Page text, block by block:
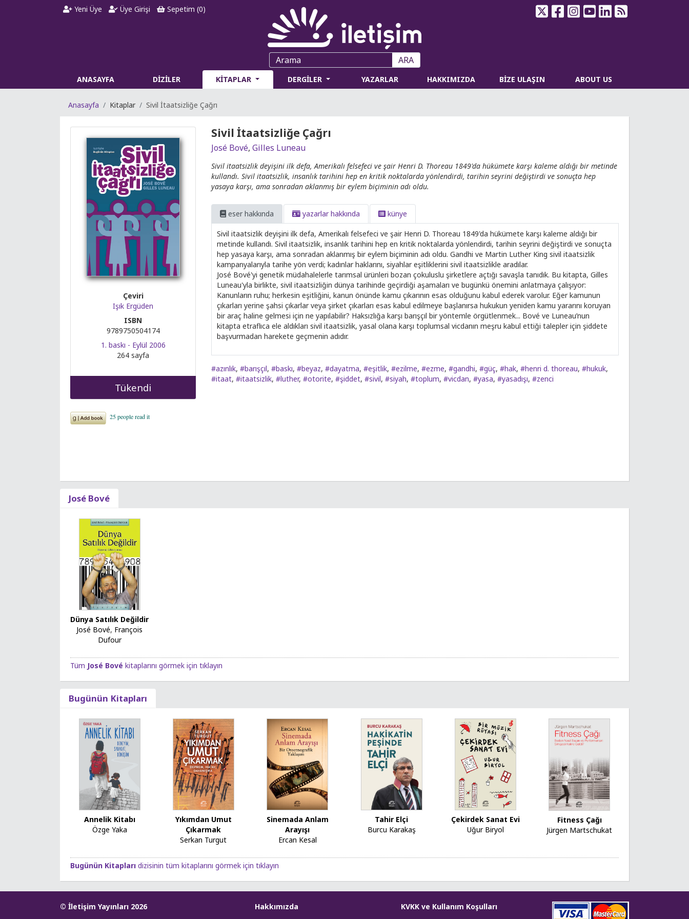
Yeni Üye Üye Girişi Sepetim (0)
ARA
ANASAYFA DİZİLER KİTAPLAR DERGİLER YAZARLAR HAKKIMIZDA BİZE ULAŞIN ABOUT US
Anasayfa Kitaplar Sivil İtaatsizliğe Çağrı
Çeviri
Işık Ergüden
ISBN
9789750504174
1. baskı - Eylül 2006
264 sayfa
Tükendi
Sivil İtaatsizliğe Çağrı
José Bové, Gilles Luneau
Sivil itaatsizlik deyişini ilk defa, Amerikalı felsefeci ve şair Henri D. Thoreau 1849'da hükümete karşı kaleme aldığı bir metinde
kullandı. Sivil itaatsizlik, insanlık tarihini hep en kritik noktalarda yönlendirdi, tarihin seyrini değiştirdi ve sonuçta hep
yasaya karşı, ama sonradan aklanmış bir eylem biçiminin adı oldu.
eser hakkında yazarlar hakkında künye
Sivil itaatsizlik deyişini ilk defa, Amerikalı felsefeci ve şair Henri D. Thoreau 1849'da hükümete karşı kaleme aldığı bir
metinde kullandı. Sivil itaatsizlik, insanlık tarihini hep en kritik noktalarda yönlendirdi, tarihin seyrini değiştirdi ve sonuçta
hep yasaya karşı, ama sonradan aklanmış bir eylem biçiminin adı oldu. Gandhi ve Martin Luther King sivil itaatsizlik
kampanyalarıyla tarihe yön verdi; kadınlar haklarını, siyahlar eşitliklerini sivil itaatsizlikle aradılar.
José Bové'yi genetik müdahalelerle tarımsal ürünleri bozan çokuluslu şirketlere açtığı savaşla tanıdık. Bu kitapta, Gilles
Luneau'yla birlikte, sivil itaatsizliğin dünya tarihinde geçirdiği aşamaları ve bugünkü önemini anlatmaya çalışıyor:
Kanunların ruhu; herkesin eşitliğini, kanun önünde kamu çıkarının esas olduğunu kabul ederek varolur. Eğer kamunun
çıkarları yerine şahsi çıkarlar veya şirket çıkarları esas kabul edilmeye başlanırsa hukukun yeniden kamu yararını koruyan
bir araç haline gelmesi için ne yapılabilir? Haksızlığa karşı barışçıl bir yöntemle örgütlenmek... Bové ve Luneau’nun
kitapta etraflıca ele aldıkları sivil itaatsizlik, yasal olana karşı toplumsal vicdanın meşru kabul ettiği talepler için şiddete
başvurmadan harekete geçmenin adıdır.
#azınlık, #barışçıl, #baskı, #beyaz, #dayatma, #eşitlik, #ezilme, #ezme, #gandhi, #güç, #hak, #henri d. thoreau, #hukuk,
#itaat, #itaatsizlik, #luther, #otorite, #şiddet, #sivil, #siyah, #toplum, #vicdan, #yasa, #yasadışı, #zenci
José Bové
Dünya Satılık Değildir
José Bové, François
Dufour
Tüm José Bové kitaplarını görmek için tıklayın
Bugünün Kitapları
Annelik Kitabı
Özge Yaka
Yıkımdan Umut
Çıkarmak
Serkan Turgut
Sinemada Anlam
Arayışı
Ercan Kesal
Tahir Elçi
Burcu Karakaş
Çekirdek Sanat Evi
Uğur Biryol
Fitness Çağı
Jürgen Martschukat
Bugünün Kitapları dizisinin tüm kitaplarını görmek için tıklayın
© İletişim Yayınları 2026 Hakkımızda KVKK ve Kullanım Koşulları